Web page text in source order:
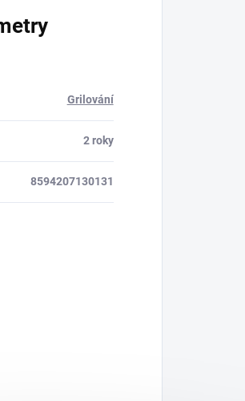
Grilování
2 roky
8594207130131